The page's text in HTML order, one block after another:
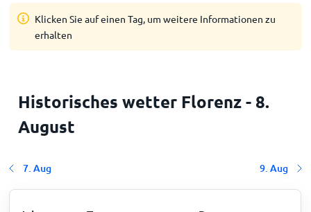
Klicken Sie auf einen Tag, um weitere Informationen zu
erhalten
Historisches wetter Florenz - 8.
August
7. Aug 9. Aug